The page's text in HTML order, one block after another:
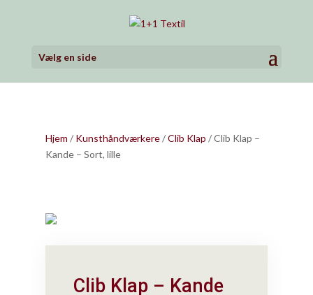
Vælg en side
Hjem / Kunsthåndværkere/Clib Klap / Clib Klap –
Kande – Sort, lille
Clib Klap – Kande